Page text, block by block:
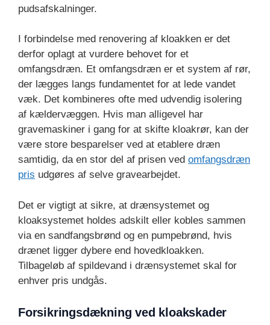
pudsafskalninger.
I forbindelse med renovering af kloakken er det
derfor oplagt at vurdere behovet for et
omfangsdræn. Et omfangsdræn er et system af rør,
der lægges langs fundamentet for at lede vandet
væk. Det kombineres ofte med udvendig isolering
af kældervæggen. Hvis man alligevel har
gravemaskiner i gang for at skifte kloakrør, kan der
være store besparelser ved at etablere dræn
samtidig, da en stor del af prisen ved omfangsdræn
pris udgøres af selve gravearbejdet.
Det er vigtigt at sikre, at drænsystemet og
kloaksystemet holdes adskilt eller kobles sammen
via en sandfangsbrønd og en pumpebrønd, hvis
drænet ligger dybere end hovedkloakken.
Tilbageløb af spildevand i drænsystemet skal for
enhver pris undgås.
Forsikringsdækning ved kloakskader